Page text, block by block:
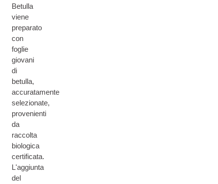
Betulla
viene
preparato
con
foglie
giovani
di
betulla,
accuratamente
selezionate,
provenienti
da
raccolta
biologica
certificata.
L'aggiunta
del